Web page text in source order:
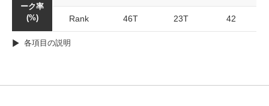
ーク率
(%)
Rank 46T 23T 42
各項目の説明